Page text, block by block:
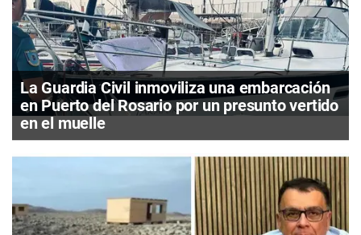
La Guardia Civil inmoviliza una embarcación
en Puerto del Rosario por un presunto vertido
en el muelle